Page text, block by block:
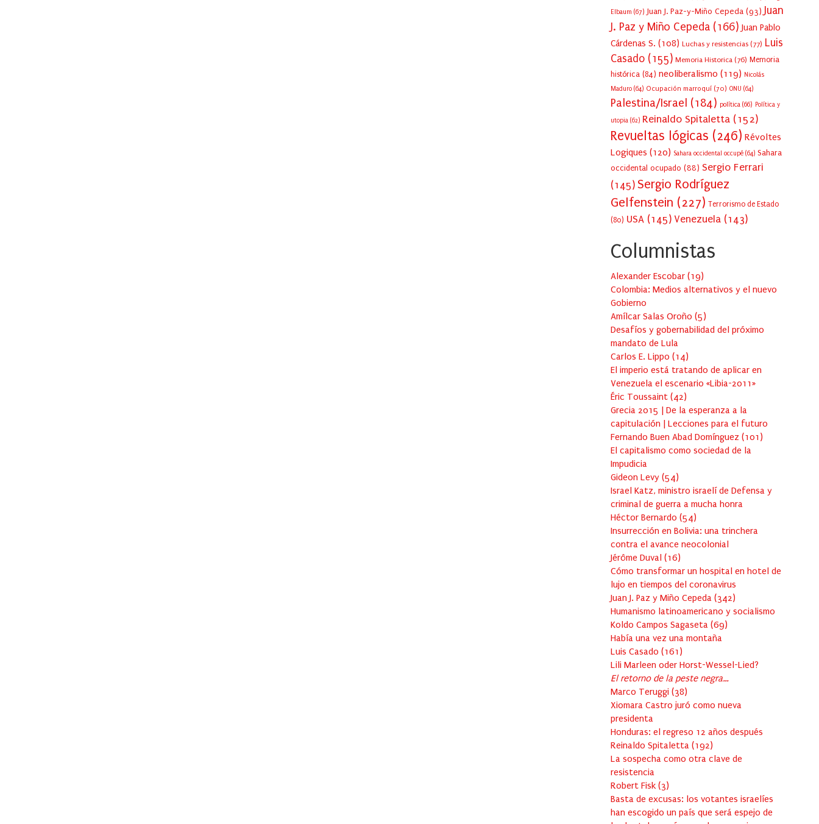
Elbaum (67) Juan J. Paz-y-Miño Cepeda (93) Juan
J. Paz y Miño Cepeda (166) Juan Pablo
Cárdenas S. (108) Luchas y resistencias (77) Luis
Casado (155) Memoria Historica (76) Memoria
histórica (84) neoliberalismo (119) Nicolás
Maduro (64) Ocupación marroquí (70) ONU (64)
Palestina/Israel (184) política (66) Política y
utopia (62) Reinaldo Spitaletta (152)
Revueltas lógicas (246) Révoltes
Logiques (120) Sahara occidental occupé (64) Sahara
occidental ocupado (88) Sergio Ferrari
(145) Sergio Rodríguez
Gelfenstein (227) Terrorismo de Estado
(80) USA (145) Venezuela (143)
Columnistas
Alexander Escobar (19)
Colombia: Medios alternativos y el nuevo
Gobierno
Amílcar Salas Oroño (5)
Desafíos y gobernabilidad del próximo
mandato de Lula
Carlos E. Lippo (14)
El imperio está tratando de aplicar en
Venezuela el escenario «Libia-2011»
Éric Toussaint (42)
Grecia 2015 | De la esperanza a la
capitulación | Lecciones para el futuro
Fernando Buen Abad Domínguez (101 )
El capitalismo como sociedad de la
Impudicia
Gideon Levy (54)
Israel Katz, ministro israelí de Defensa y
criminal de guerra a mucha honra
Héctor Bernardo (54)
Insurrección en Bolivia: una trinchera
contra el avance neocolonial
Jérôme Duval (16)
Cómo transformar un hospital en hotel de
lujo en tiempos del coronavirus
Juan J. Paz y Miño Cepeda (342)
Humanismo latinoamericano y socialismo
Koldo Campos Sagaseta (69)
Había una vez una montaña
Luis Casado (161 )
Lili Marleen oder Horst-Wessel-Lied?
El retorno de la peste negra…
Marco Teruggi (38)
Xiomara Castro juró como nueva
presidenta
Honduras: el regreso 12 años después
Reinaldo Spitaletta (192)
La sospecha como otra clave de
resistencia
Robert Fisk (3)
Basta de excusas: los votantes israelíes
han escogido un país que será espejo de